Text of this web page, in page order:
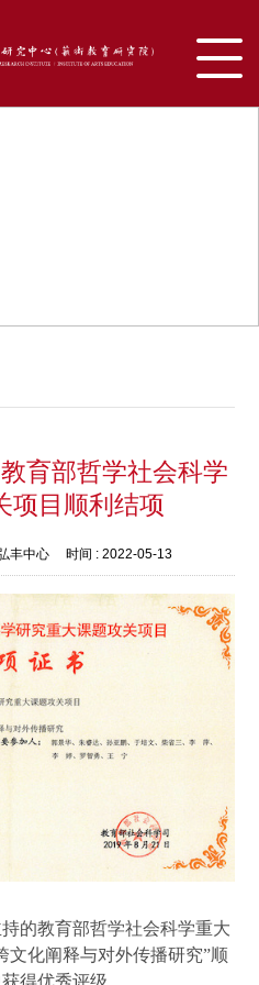
育部哲学社会科学
项目顺利结项
丰中心时间 : 2022-05-13
的教育部哲学社会科学重大
文化阐释与对外传播研究”顺